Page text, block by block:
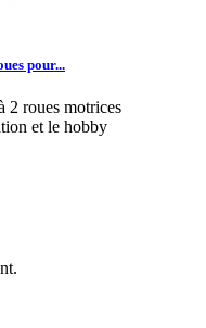
pour...
2 roues motrices
et le hobby